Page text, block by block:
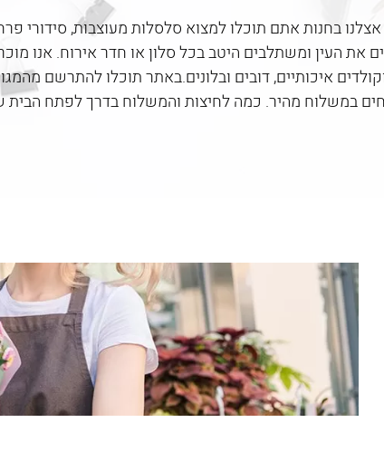
בחנות אתם תוכלו למצוא סלסלות מעוצבות, סידורי
את העין ומשתלבים היטב בכל סלון או חדר אירוח. אנו
איכותיים, דובים ובלונים.באתר תוכלו להתרשם
במשלוח מהיר. כמה לחיצות והמשלוח בדרך לפתח